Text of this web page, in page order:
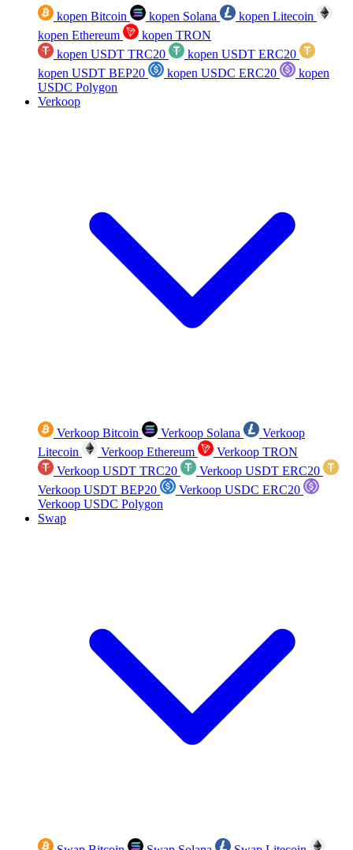
kopen Bitcoin kopen Solana
kopen Litecoin
kopen Ethereum
kopen TRON
kopen USDT TRC20
kopen USDT ERC20
kopen USDT BEP20
kopen USDC ERC20
kopen
USDC Polygon
Verkoop
Verkoop Bitcoin Verkoop Solana
Verkoop
Litecoin
Verkoop Ethereum
Verkoop TRON
Verkoop USDT TRC20
Verkoop USDT ERC20
Verkoop USDT BEP20
Verkoop USDC ERC20
Verkoop USDC Polygon
Swap